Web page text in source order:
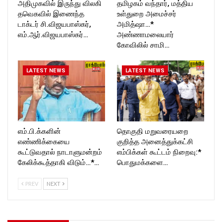
அதிமுகவில் இருந்து விலகி
தவெகவில் இணைந்த
டாக்டர் சி.விஜயபாஸ்கர்,
எம்.ஆர்.விஜயபாஸ்கர்…
தமிழகம் வந்தார், மத்திய
உள்துறை அமைச்சர்
அமித்ஷா…*
அண்ணாமலையார்
கோவிலில் சாமி…
LATEST NEWS
எம்.பி.க்களின்
எண்ணிக்கையை
கூட்டுவதால் நாடாளுமன்றம்
கேலிக்கூத்தாகி விடும்…*…
LATEST NEWS
தொகுதி மறுவரையறை
குறித்த அனைத்துக்கட்சி
எம்பிக்கள் கூட்டம் நிறைவு:*
பொதுமக்களை…
PREV NEXT